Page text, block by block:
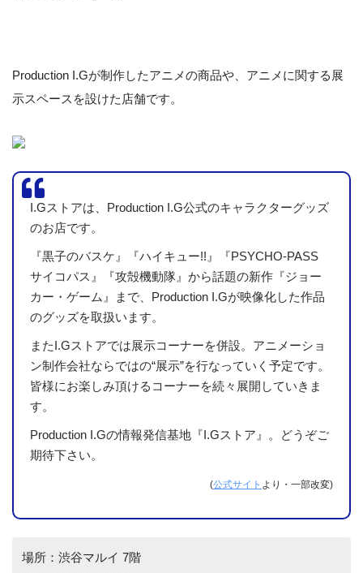
Production I.Gが制作したアニメの商品や、アニメに関する展
示スペースを設けた店舗です。
I.Gストアは、Production I.G公式のキャラクターグッズ
のお店です。
『黒子のバスケ』『ハイキュー!!』『PSYCHO-PASS
サイコパス』『攻殻機動隊』から話題の新作『ジョー
カー・ゲーム』まで、Production I.Gが映像化した作品
のグッズを取扱います。
またI.Gストアでは展示コーナーを併設。アニメーショ
ン制作会社ならではの“展示”を行なっていく予定です。
皆様にお楽しみ頂けるコーナーを続々展開していきま
す。
Production I.Gの情報発信基地『I.Gストア』。どうぞご
期待下さい。
(公式サイト より・一部改変)
場所：渋谷マルイ 7階